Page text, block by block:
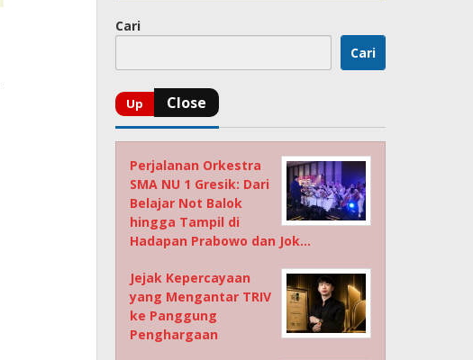
Cari
Cari
Perjalanan Orkestra
SMA NU 1 Gresik: Dari
Belajar Not Balok
hingga Tampil di
Hadapan Prabowo dan Jok…
Jejak Kepercayaan
yang Mengantar TRIV
ke Panggung
Penghargaan